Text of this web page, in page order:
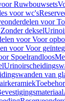
Ruwbouwsets
voor wc's
voor
deksel
voor Voor
voor Voor
Spoelrandloos
van